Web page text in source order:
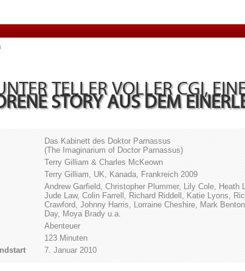
TELLER VOLLER CGI,
STORY AUS DEM
Das Kabinett des Doktor Parnassus
(The Imaginarium of Doctor Parnassus)
Terry Gilliam & Charles McKeown
Terry Gilliam, UK, Kanada, Frankreich 2009
Andrew Garfield, Christopher Plummer, Lily Cole, Heath
Jude Law, Colin Farrell, Richard Riddell, Katie Lyons,
Crawford, Johnny Harris, Lorraine Cheshire, Mark
Day, Moya Brady u.a.
Abenteuer
123 Minuten
7. Januar 2010